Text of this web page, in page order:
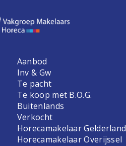
Aanbod
Inv & Gw
Te pacht
Te koop met B.O.G.
Buitenlands
Verkocht
Horecamakelaar Gelderland
Horecamakelaar Overijssel